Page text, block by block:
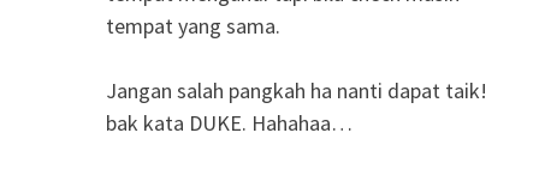
tempat yang sama.
Jangan salah pangkah ha nanti dapat taik!
bak kata DUKE. Hahahaa…